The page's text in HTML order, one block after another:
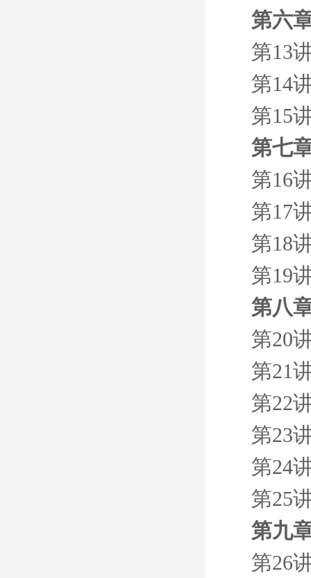
第六
第13
第14
第15
第七
第16
第17
第18
第19
第八
第20
第21
第22
第23
第24
第25
第九
第26